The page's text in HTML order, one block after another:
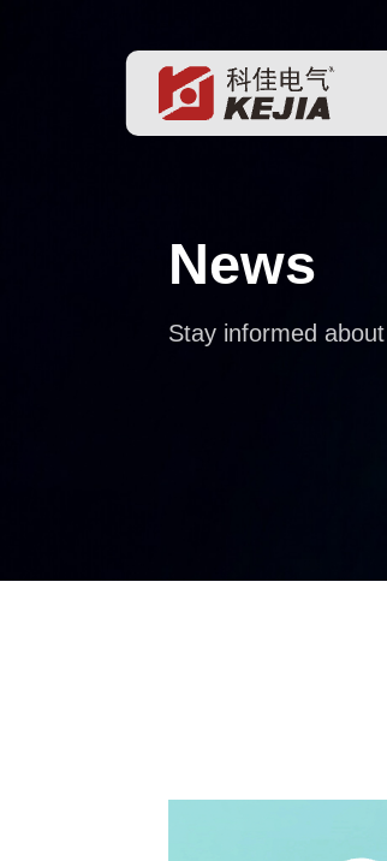
News
Stay informed